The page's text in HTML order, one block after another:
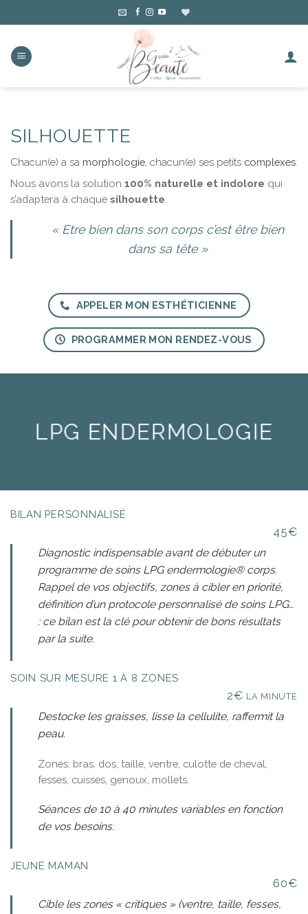
to
SILHOUETTE
Chacun(e) a sa morphologie, chacun(e) ses petits complexes.
Nous avons la solution 100% naturelle et indolore qui
s’adaptera à chaque silhouette
« Etre bien dans son corps c’est être bien
dans sa tête »
APPELER MON ESTHÉTICIENNE
PROGRAMMER MON RENDEZ-VOUS
LPG ENDERMOLOGIE
BILAN PERSONNALISÉ
45€
Diagnostic indispensable avant de débuter un
programme de soins LPG endermologie® corps.
Rappel de vos objectifs, zones à cibler en priorité,
définition d’un protocole personnalisé de soins LPG…
: ce bilan est la clé pour obtenir de bons résultats
par la suite.
SOIN SUR MESURE 1 À 8 ZONES
2€ LA MINUTE
Destocke les graisses, lisse la cellulite, raffermit la
peau.
Zones: bras, dos, taille, ventre, culotte de cheval,
fesses, cuisses, genoux, mollets.
Séances de 10 à 40 minutes variables en fonction
de vos besoins.
JEUNE MAMAN
60€
Cible les zones « critiques » (ventre, taille, fesses,